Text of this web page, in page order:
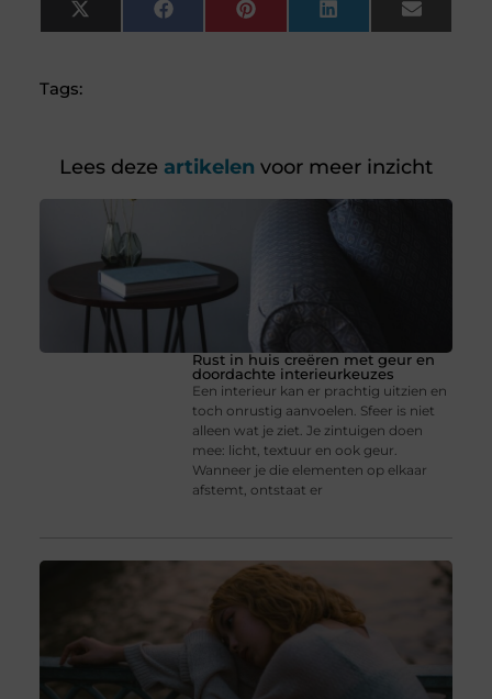
X
(Twitter)
FacebookPinterest LinkedIn Email
Tags:
Lees deze artikelen voor meer inzicht
Rust in huis creëren met geur en
doordachte interieurkeuzes
Een interieur kan er prachtig uitzien en
toch onrustig aanvoelen. Sfeer is niet
alleen wat je ziet. Je zintuigen doen
mee: licht, textuur en ook geur.
Wanneer je die elementen op elkaar
afstemt, ontstaat er